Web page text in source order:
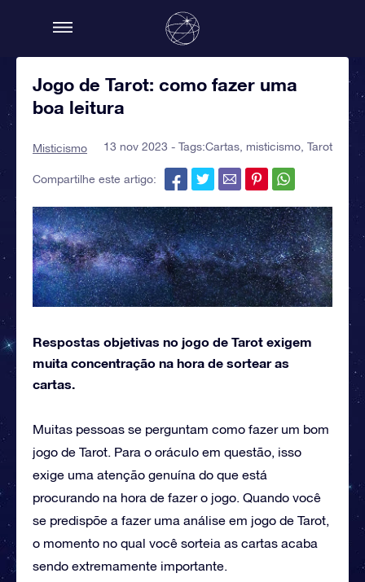
Jogo de Tarot: como fazer uma
boa leitura
Misticismo 13 nov 2023 - Tags:Cartas misticismo Tarot
Compartilhe este artigo:
Respostas objetivas no jogo de Tarot exigem
muita concentração na hora de sortear as
cartas.
Muitas pessoas se perguntam como fazer um bom
jogo de Tarot. Para o oráculo em questão, isso
exige uma atenção genuína do que está
procurando na hora de fazer o jogo. Quando você
se predispõe a fazer uma análise em jogo de Tarot,
o momento no qual você sorteia as cartas acaba
sendo extremamente importante.